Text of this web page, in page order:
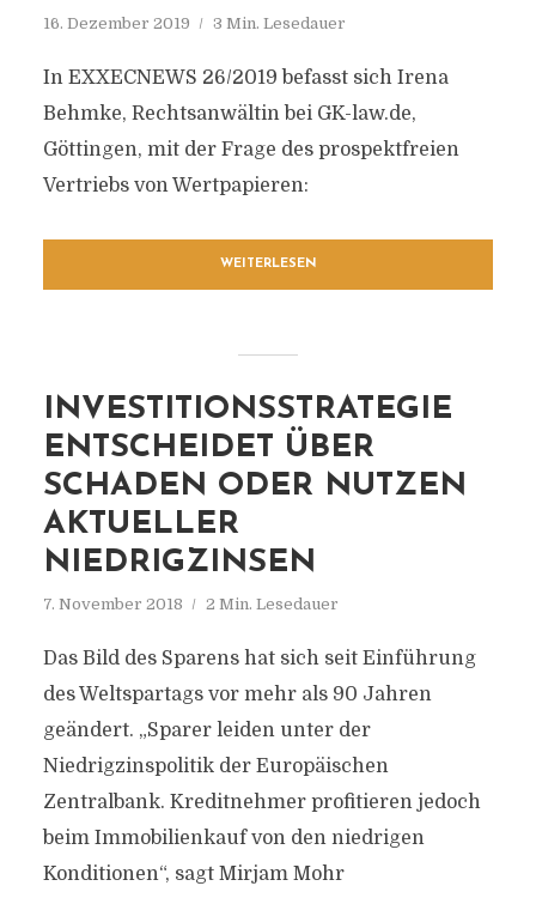
16. Dezember 2019 3 Min. Lesedauer
In EXXECNEWS 26/2019 befasst sich Irena
Behmke, Rechtsanwältin bei GK-law.de,
Göttingen, mit der Frage des prospektfreien
Vertriebs von Wertpapieren:
WEITERLESEN
INVESTITIONSSTRATEGIE
ENTSCHEIDET ÜBER
SCHADEN ODER NUTZEN
AKTUELLER
NIEDRIGZINSEN
7. November 2018 2 Min. Lesedauer
Das Bild des Sparens hat sich seit Einführung
des Weltspartags vor mehr als 90 Jahren
geändert. „Sparer leiden unter der
Niedrigzinspolitik der Europäischen
Zentralbank. Kreditnehmer profitieren jedoch
beim Immobilienkauf von den niedrigen
Konditionen“, sagt Mirjam Mohr